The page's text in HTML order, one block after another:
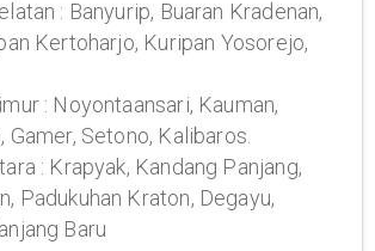
: Banyurip, Buaran Kradenan,
Kertoharjo, Kuripan Yosorejo,
: Noyontaansari, Kauman,
Gamer, Setono, Kalibaros.
: Krapyak, Kandang Panjang,
Padukuhan Kraton, Degayu,
Baru